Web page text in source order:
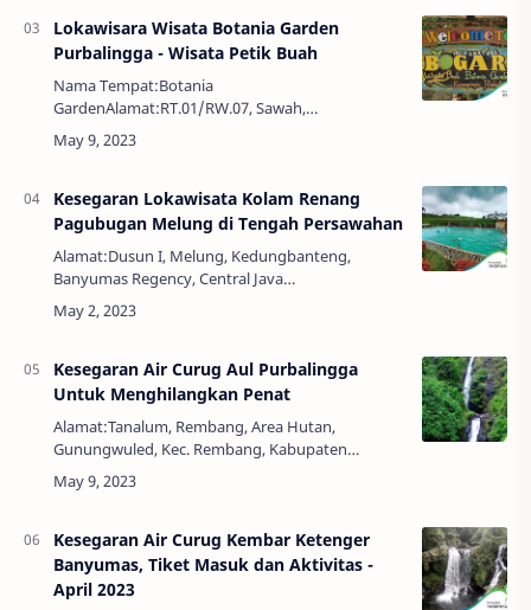
Lokawisara Wisata Botania Garden
Purbalingga - Wisata Petik Buah
Nama Tempat:Botania
GardenAlamat:RT.01/RW.07, Sawah,
Karangcengis, Kec. Bukateja, Kabupaten
Purbalingga, Jawa Tengah 53382Telepon:0813-
Kesegaran Lokawisata Kolam Renang
Pagubugan Melung di Tengah Persawahan
Alamat:Dusun I, Melung, Kedungbanteng,
Banyumas Regency, Central Java
53152Telepon:0811-2681-411Harga Tiket:Rp.
10.000,00Jam Buka:07.30 - 16.00 WIBPagubugan
Kesegaran Air Curug Aul Purbalingga
Untuk Menghilangkan Penat
Alamat:Tanalum, Rembang, Area Hutan,
Gunungwuled, Kec. Rembang, Kabupaten
Purbalingga, Jawa Tengah 53356Jam Buka:24
JamTiket Masuk:GratisBagaikan menemukan
Kesegaran Air Curug Kembar Ketenger
Banyumas, Tiket Masuk dan Aktivitas -
April 2023